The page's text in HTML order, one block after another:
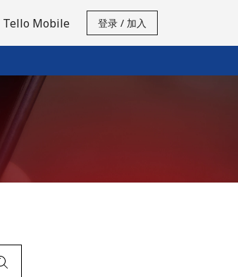
Tello Mobile 登录 / 加入